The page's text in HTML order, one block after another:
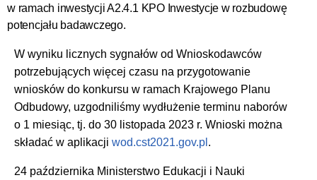
w ramach inwestycji A2.4.1 KPO Inwestycje w rozbudowę
potencjału badawczego.
W wyniku licznych sygnałów od Wnioskodawców
potrzebujących więcej czasu na przygotowanie
wniosków do konkursu w ramach Krajowego Planu
Odbudowy, uzgodniliśmy wydłużenie terminu naborów
o 1 miesiąc, tj. do 30 listopada 2023 r. Wnioski można
składać w aplikacji wod.cst2021.gov.pl .
24 października Ministerstwo Edukacji i Nauki